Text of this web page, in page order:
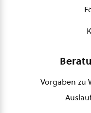
Vorgaben zu